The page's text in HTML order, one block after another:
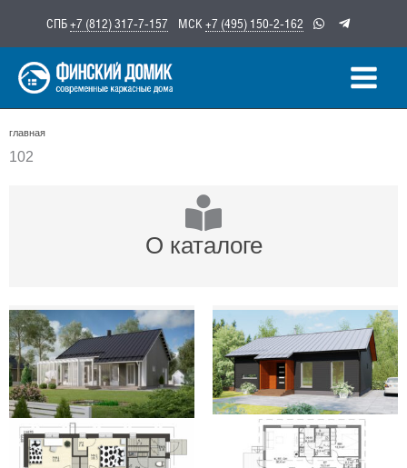
содержимому
СПБ+7 (812) 317-7-157 МСК +7 (495) 150-2-162
главная
102
О каталоге